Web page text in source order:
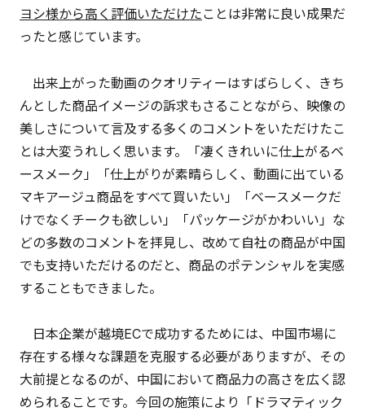
ヨシ様から高く評価いただけた ことは非常に良い成果だ
ったと感じています。
出来上がった動画のクオリティーはすばらしく、きち
んとした商品イメージの訴求もさることながら、映像の
美しさについて言及する多くのコメントをいただけたこ
とは大変うれしく思います。「凄くきれいに仕上がるベ
ースメーク」「仕上がりが素晴らしく、動画に出ている
マキアージュ商品をすべて買いたい」「ベースメークだ
けでなくチークも欲しい」「パッケージがかわいい」な
どの多数のコメントを拝見し、改めて自社の商品が中国
でも支持いただけるのだと、商品のポテンシャルを実感
することもできました。
日本企業が越境ECで成功するためには、中国市場に
存在する様々な課題を克服する必要がありますが、その
大前提となるのが、中国において商品力の高さを広く認
められることです。今回の施策により「ドラマティック